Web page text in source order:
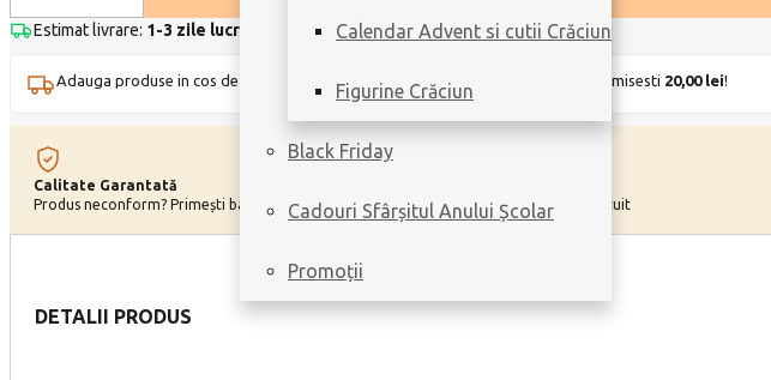
Calendar Advent si cutii Crăciun
Figurine Crăciun
Black Friday
Cadouri Sfârșitul Anului Școlar
Promoții
Gianduja
quantity
Estimat livrare: 1-3 zile lucrătoare Livrare doar în București
Adauga produse in cos de inca si primesti transport . Economisesti 20,00 lei!
Calitate Garantată
Produs neconform? Primești banii înapoi.
Personalizează-ți cardul gratuit
DETALII PRODUS